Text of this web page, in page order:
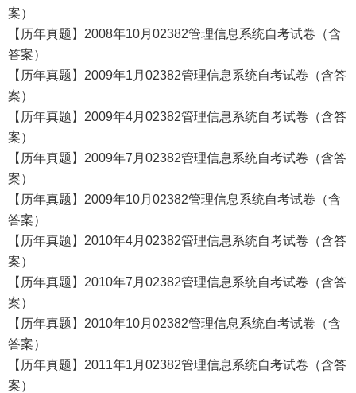
案）
【历年真题】2008年10月02382管理信息系统自考试卷（含
答案）
【历年真题】2009年1月02382管理信息系统自考试卷（含答
案）
【历年真题】2009年4月02382管理信息系统自考试卷（含答
案）
【历年真题】2009年7月02382管理信息系统自考试卷（含答
案）
【历年真题】2009年10月02382管理信息系统自考试卷（含
答案）
【历年真题】2010年4月02382管理信息系统自考试卷（含答
案）
【历年真题】2010年7月02382管理信息系统自考试卷（含答
案）
【历年真题】2010年10月02382管理信息系统自考试卷（含
答案）
【历年真题】2011年1月02382管理信息系统自考试卷（含答
案）